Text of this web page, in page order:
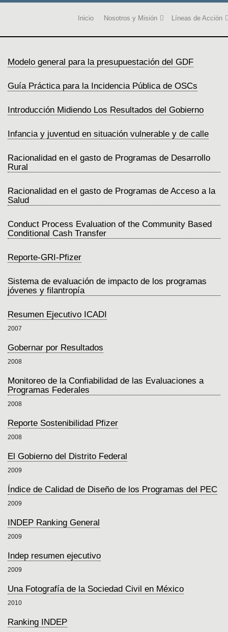
Inicio Nosotros y Misión Líneas de Acción
Modelo general para la presupuestación del GDF
Guía Práctica para la Incidencia Pública de OSCs
Introducción Midiendo Los Resultados del Gobierno
Infancia y juventud en situación vulnerable y de calle
Racionalidad en el gasto de Programas de Desarrollo
Rural
Racionalidad en el gasto de Programas de Acceso a la
Salud
Conduct Process Evaluation of the Community Based
Conditional Cash Transfer
Reporte-GRI-Pfizer
Sistema de evaluación de impacto de los programas
jóvenes y filantropía
Resumen Ejecutivo ICADI
2007
Gobernar por Resultados
2008
Monitoreo de la Confiabilidad de las Evaluaciones a
Programas Federales
2008
Reporte Sostenibilidad Pfizer
2008
El Gobierno del Distrito Federal
2009
Índice de Calidad de Diseño de los Programas del PEC
2009
INDEP Ranking General
2009
Indep resumen ejecutivo
2009
Una Fotografía de la Sociedad Civil en México
2010
Ranking INDEP